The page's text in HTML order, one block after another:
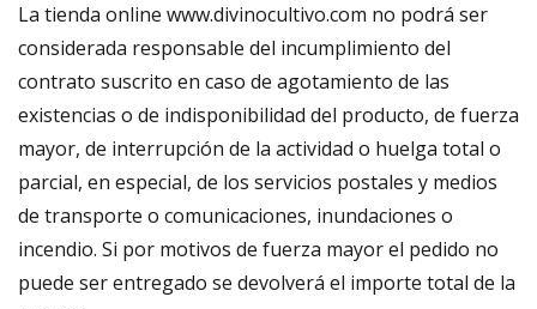
La tienda online www.divinocultivo.com no podrá ser
considerada responsable del incumplimiento del
contrato suscrito en caso de agotamiento de las
existencias o de indisponibilidad del producto, de fuerza
mayor, de interrupción de la actividad o huelga total o
parcial, en especial, de los servicios postales y medios
de transporte o comunicaciones, inundaciones o
incendio. Si por motivos de fuerza mayor el pedido no
puede ser entregado se devolverá el importe total de la